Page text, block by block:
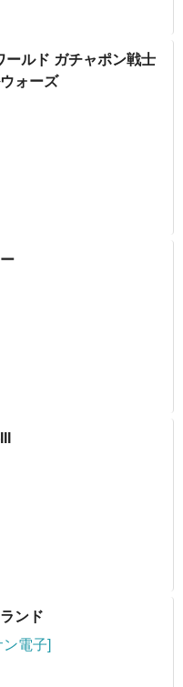
ールド ガチャポン戦士
ォーズ
ンド
電子]